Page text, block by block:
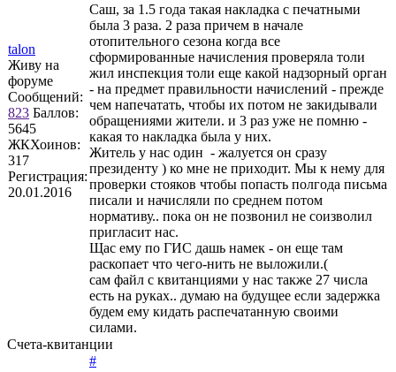
talon
Живу на
форуме
Сообщений:
823 Баллов:
5645
ЖКХоинов:
317
Регистрация:
20.01.2016
Саш, за 1.5 года такая накладка с печатными
была 3 раза. 2 раза причем в начале
отопительного сезона когда все
сформированные начисления проверяла толи
жил инспекция толи еще какой надзорный орган
- на предмет правильности начислений - прежде
чем напечатать, чтобы их потом не закидывали
обращениями жители. и 3 раз уже не помню -
какая то накладка была у них.
Житель у нас один - жалуется он сразу
президенту ) ко мне не приходит. Мы к нему для
проверки стояков чтобы попасть полгода письма
писали и начисляли по среднем потом
нормативу.. пока он не позвонил не соизволил
пригласит нас.
Щас ему по ГИС дашь намек - он еще там
раскопает что чего-нить не выложили.(
сам файл с квитанциями у нас также 27 числа
есть на руках.. думаю на будущее если задержка
будем ему кидать распечатанную своими
силами.
Счета-квитанции
#